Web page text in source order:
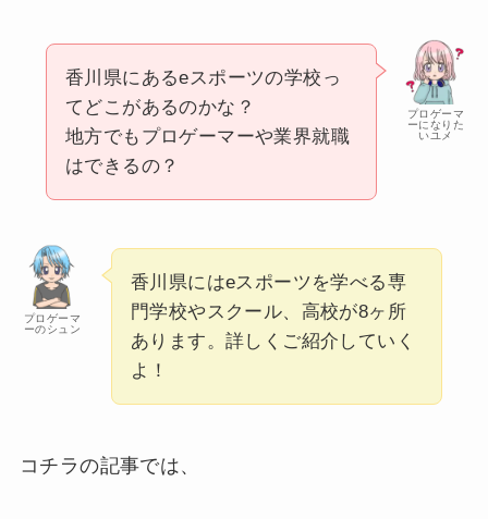
プロゲーマ
ーになりた
いユメ
香川県にあるeスポーツの学校っ
てどこがあるのかな？
地方でもプロゲーマーや業界就職
はできるの？
プロゲーマ
ーのシュン
香川県にはeスポーツを学べる専
門学校やスクール、高校が8ヶ所
あります。詳しくご紹介していく
よ！
コチラの記事では、